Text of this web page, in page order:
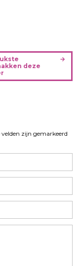
deze
velden zijn gemarkeerd